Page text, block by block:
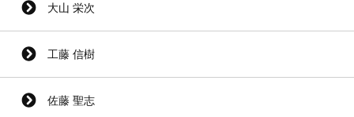
大山 栄次
工藤 信樹
佐藤 聖志